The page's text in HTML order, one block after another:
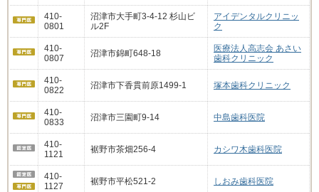
410-
0801
沼津市大手町3-4-12 杉山ビ
ル2F
アイデンタルクリニッ
ク
410-
0807
沼津市錦町648-18
医療法人高志会 あさい
歯科クリニック
410-
0822
沼津市下香貫前原1499-1 塚本歯科クリニック
410-
0833
沼津市三園町9-14 中島歯科医院
410-
1121
裾野市茶畑256-4 カシワ木歯科医院
410-
1127
裾野市平松521-2 しおみ歯科医院